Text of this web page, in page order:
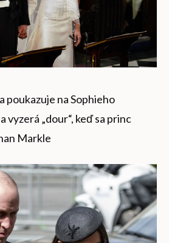
poukazuje na Sophieho
vyzerá „dour“, keď sa princ
Markle